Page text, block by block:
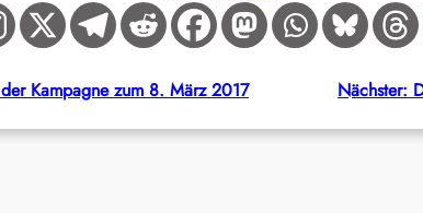
Kampagne zum 8. März 2017 Nächster: